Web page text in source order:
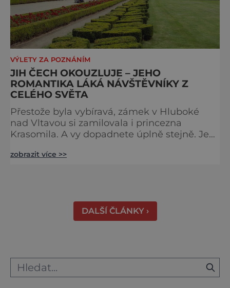
VÝLETY ZA POZNÁNÍM
JIH ČECH OKOUZLUJE – JEHO
ROMANTIKA LÁKÁ NÁVŠTĚVNÍKY Z
CELÉHO SVĚTA
Přestože byla vybíravá, zámek v Hluboké
nad Vltavou si zamilovala i princezna
Krasomila. A vy dopadnete úplně stejně. Je
jako nazdobený bílý dort na svatební tabuli.
zobrazit více >>
DALŠÍ ČLÁNKY ›